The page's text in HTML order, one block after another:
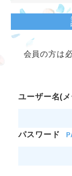
会員の方は
ユーザー名(
パスワード